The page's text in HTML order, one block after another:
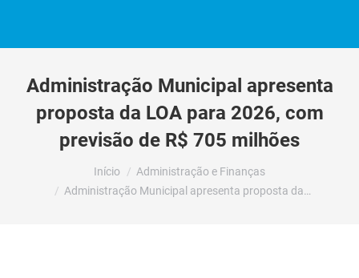
Administração Municipal apresenta
proposta da LOA para 2026, com
previsão de R$ 705 milhões
Início
Administração e Finanças
Administração Municipal apresenta proposta da…